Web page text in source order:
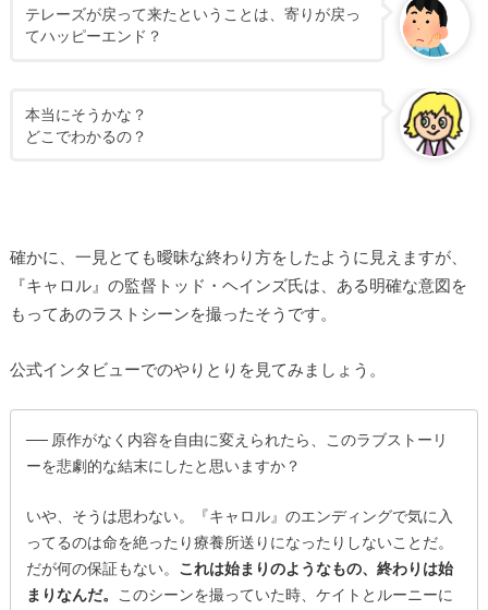
テレーズが戻って来たということは、寄りが戻っ
てハッピーエンド？
本当にそうかな？
どこでわかるの？
確かに、一見とても曖昧な終わり方をしたように見えますが、
『キャロル』の監督トッド・ヘインズ氏は、ある明確な意図を
もってあのラストシーンを撮ったそうです。
公式インタビューでのやりとりを見てみましょう。
── 原作がなく内容を自由に変えられたら、このラブストーリ
ーを悲劇的な結末にしたと思いますか？
いや、そうは思わない。『キャロル』のエンディングで気に入
ってるのは命を絶ったり療養所送りになったりしないことだ。
だが何の保証もない。 これは始まりのようなもの、終わりは始
まりなんだ。
このシーンを撮っていた時、ケイトとルーニーに